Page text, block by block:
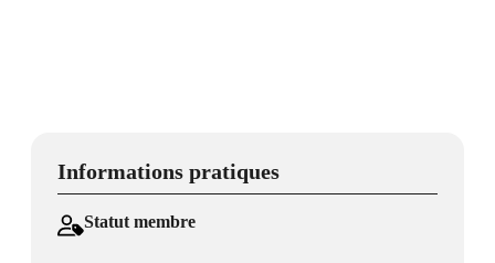
Informations pratiques
Statut membre